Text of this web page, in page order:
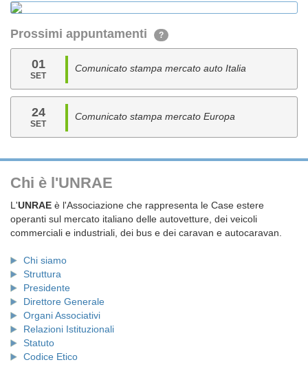
Prossimi appuntamenti ?
01
SET
Comunicato stampa mercato auto Italia
24
SET
Comunicato stampa mercato Europa
Chi è l'UNRAE
L'UNRAE è l'Associazione che rappresenta le Case estere
operanti sul mercato italiano delle autovetture, dei veicoli
commerciali e industriali, dei bus e dei caravan e autocaravan.
Chi siamo
Struttura
Presidente
Direttore Generale
Organi Associativi
Relazioni Istituzionali
Statuto
Codice Etico